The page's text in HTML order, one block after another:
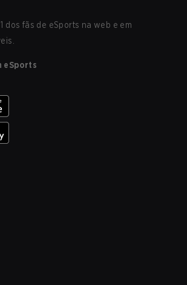
dos fãs de eSports na web e em
eSports